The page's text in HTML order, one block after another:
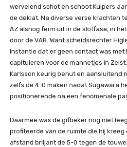
wervelend schot en schoot Kuipers
de deklat. Na diverse verse krachten
AZ alsnog ferm uit in de slotfase, in
door de VAR. Want scheidsrechter
instantie dat er geen contact was met
capituleren voor de mannetjes in
Karlsson keurig benut en aansluitend
zelfs de 4-0 maken nadat Sugawara
positionerende na een fenomenale
Daarmee was de gifbeker nog niet
profiteerde van de ruimte die hij kreeg
afstand briljant de 5-0 tegen de